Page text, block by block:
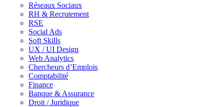
Réseaux Sociaux
RH & Recrutement
RSE
Social Ads
Soft Skills
UX / UI Design
Web Analytics
Chercheurs d’Emplois
Comptabilité
Finance
Banque & Assurance
Droit / Juridique